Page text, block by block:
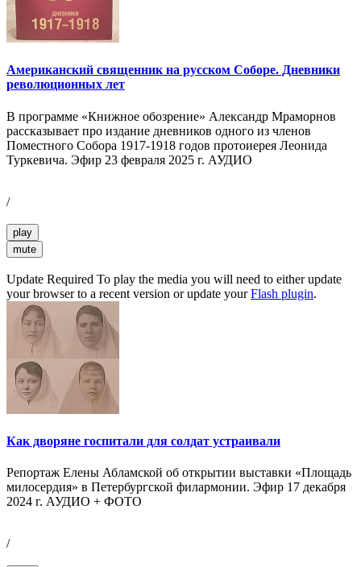
Американский священник на русском Соборе. Дневники
революционных лет
В программе «Книжное обозрение» Александр Мраморнов
рассказывает про издание дневников одного из членов
Поместного Собора 1917-1918 годов протоиерея Леонида
Туркевича. Эфир 23 февраля 2025 г. АУДИО
/
play
mute
Update Required To play the media you will need to either update
your browser to a recent version or update yourFlash plugin.
Как дворяне госпитали для солдат устраивали
Репортаж Елены Абламской об открытии выставки «Площадь
милосердия» в Петербургской филармонии. Эфир 17 декабря
2024 г. АУДИО + ФОТО
/